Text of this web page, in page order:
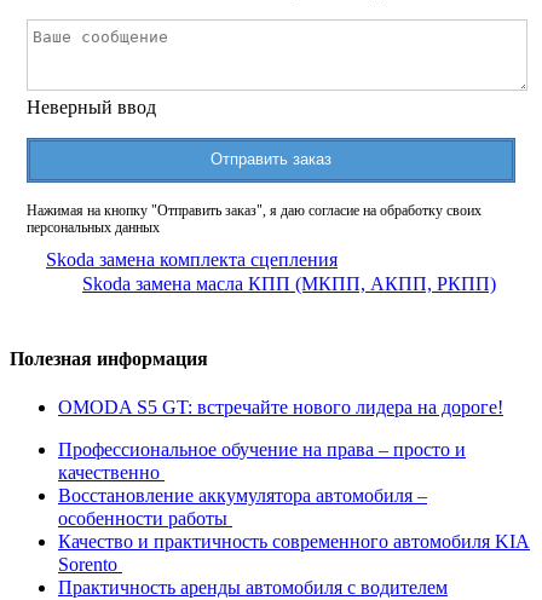
Неверный ввод
Отправить заказ
Нажимая на кнопку "Отправить заказ", я даю согласие на обработку своих
персональных данных
Skoda замена комплекта сцепления
Skoda замена масла КПП (МКПП, АКПП, РКПП)
Полезная информация
OMODA S5 GT: встречайте нового лидера на дороге!
Профессиональное обучение на права – просто и
качественно
Восстановление аккумулятора автомобиля –
особенности работы
Качество и практичность современного автомобиля KIA
Sorento
Практичность аренды автомобиля с водителем